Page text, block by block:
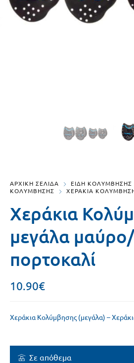
ΑΡΧΙΚΗ ΣΕΛΙΔΑ ΕΙΔΗ ΚΟΛΥΜΒΗΣΗΣ
ΚΟΛΥΜΒΗΣΗΣ
ΧΕΡΑΚΙΑ
Χεράκια
μεγάλα μαύρο/
πορτοκαλί
10.90€
Χεράκια Κολύμβησης (μεγάλα) –
Σε απόθεμα